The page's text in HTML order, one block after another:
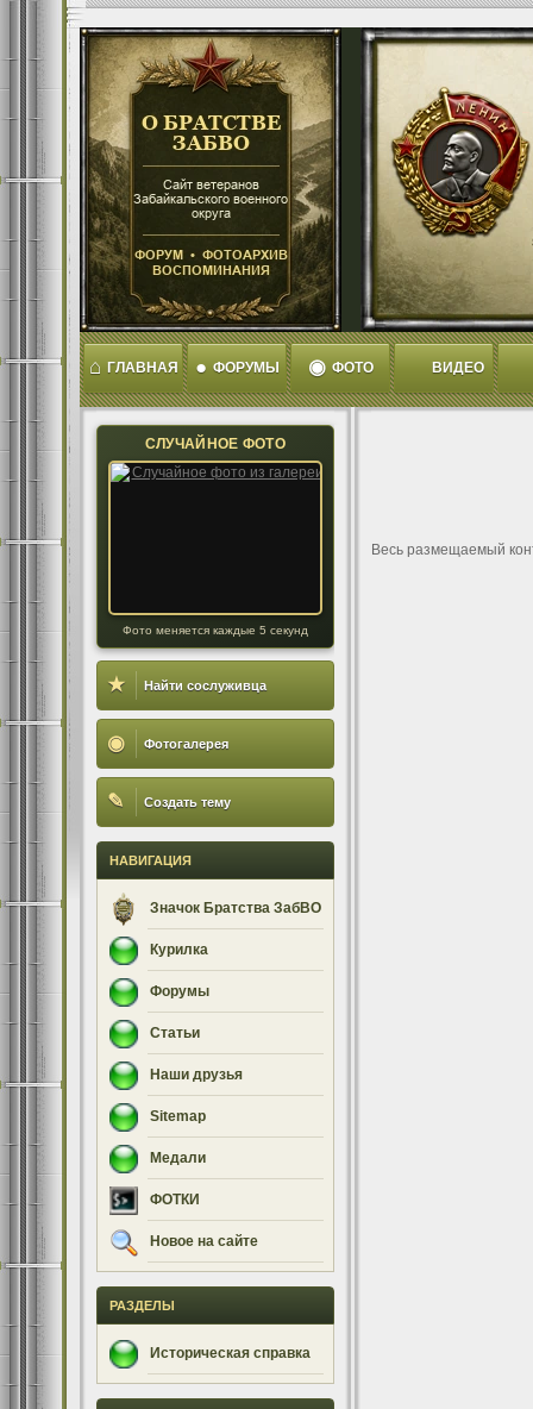
⌂ ГЛАВНАЯ ● ФОРУМЫ ◉ ФОТО ВИДЕО
СЛУЧАЙНОЕ ФОТО
Фото меняется каждые 5 секунд
★ Найти сослуживца
◉ Фотогалерея
✎ Создать тему
НАВИГАЦИЯ
Значок Братства ЗабВО
Курилка
Форумы
Статьи
Наши друзья
Sitemap
Медали
ФОТКИ
Новое на сайте
РАЗДЕЛЫ
Историческая справка
Весь размещаемый